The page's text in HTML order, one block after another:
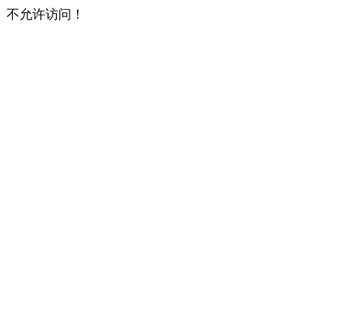
不允许访问！